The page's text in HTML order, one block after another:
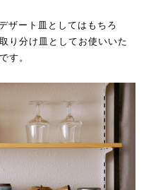
ザート皿としてはもちろ
り分け皿としてお使いいた
す。